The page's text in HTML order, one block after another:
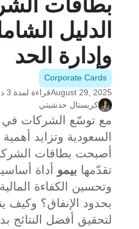
بطاقات
الدليل
وإدارة الحد
Corporate Cards
August 29, 2025قراءة لمدة 3 دقائق
كريستال حدشيتي
مع توسّع الشركات في
السعودية وتزايد
أصبحت بطاقات
تقدّمها بيمو أداة
وتحسين الكفاءة
بحدود الإنفاق؟ وكيف
لتحقيق أفضل النتائج